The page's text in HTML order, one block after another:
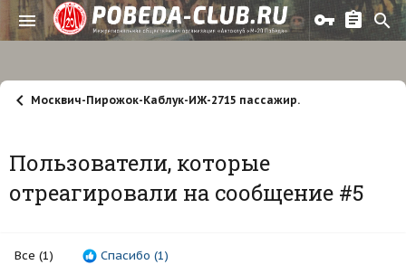
Москвич-Пирожок-Каблук-ИЖ-2715 пассажир.
Пользователи, которые
отреагировали на сообщение #5
Все (1) Спасибо (1)